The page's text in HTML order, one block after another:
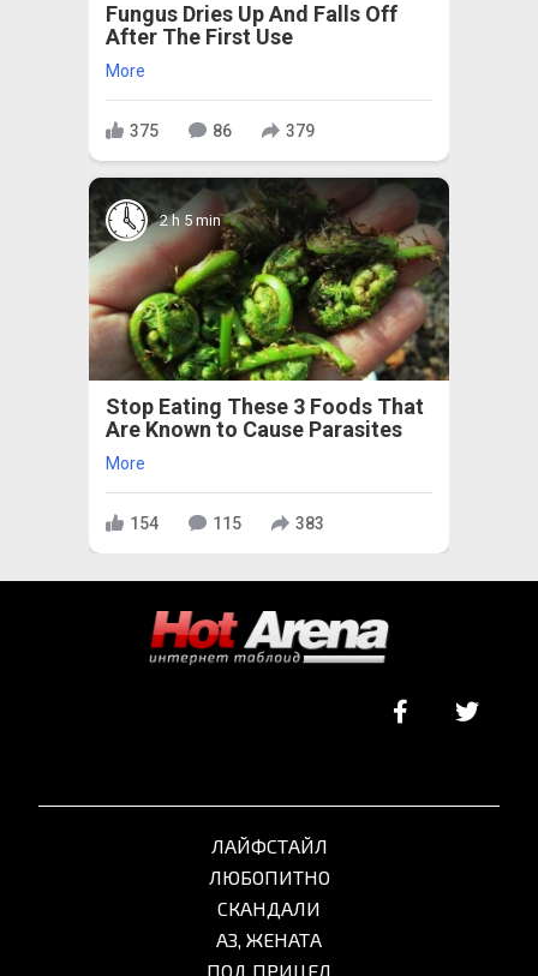
Fungus Dries Up And Falls Off
After The First Use
More
375 86 379
2 h 5 min
Stop Eating These 3 Foods That
Are Known to Cause Parasites
More
154 115 383
ЛАЙФСТАЙЛ
ЛЮБОПИТНО
СКАНДАЛИ
АЗ, ЖЕНАТА
ПОД ПРИЦЕЛ